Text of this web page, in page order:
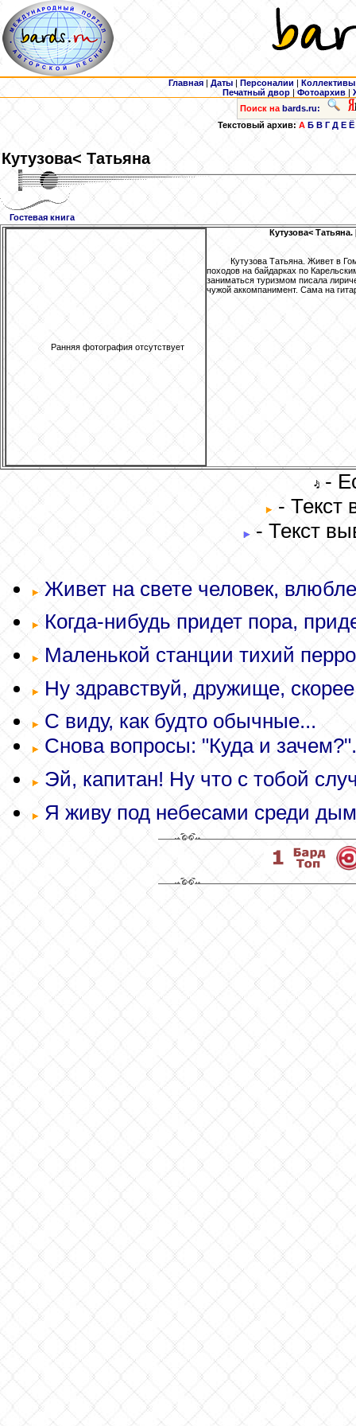
Главная | Даты | Персоналии | Коллективы
Печатный двор |Фотоархив |
Поиск на bards.ru:
Текстовый архив:А Б В Г Д Е Ё
Кутузова< Татьяна
Гостевая книга
Ранняя фотография отсутствует
Кутузова<
Кутузова Татьяна. Живет в
походов на байдарках по
заниматься туризмом писала
чужой аккомпанимент. Сама на
-
- Текст
- Текст
Живет на свете человек,
Когда-нибудь придет пора,
Маленькой станции тихий
Ну здравствуй, дружище,
С виду, как будто обычные...
Снова вопросы: "Куда и
Эй, капитан! Ну что с тобой
Я живу под небесами среди